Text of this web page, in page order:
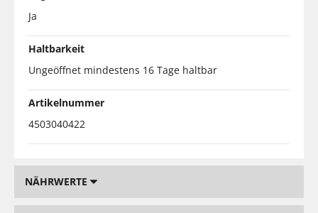
Ja
Haltbarkeit
Ungeöffnet mindestens 16 Tage haltbar
Artikelnummer
4503040422
NÄHRWERTE